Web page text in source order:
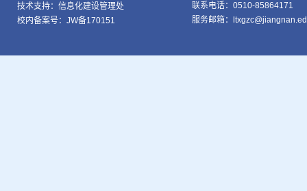
技术支持： 信息化建设管理处
校内备案号：JW备170151
联系电话：0510-85864171
服务邮箱：